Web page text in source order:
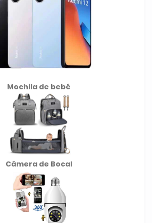
Mochila de bebê
Câmera de Bocal